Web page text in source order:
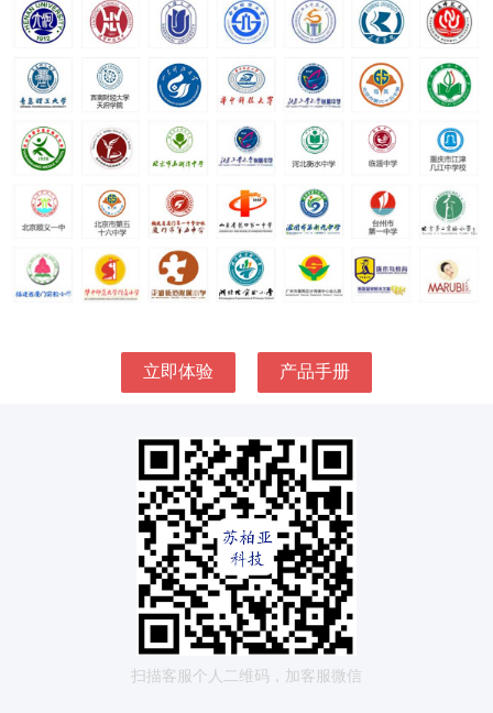
立即体验 产品手册
扫描客服个人二维码，加客服微信